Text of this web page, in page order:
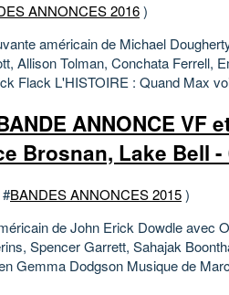
ANNONCES 2016)
américain de Michael
Allison Tolman, Conchata Ferrell,
Flack L'HISTOIRE : Quand Max
ANNONCE VF
Brosnan, Lake Bell -
BANDES ANNONCES 2015)
de John Erick Dowdle avec
Spencer Garrett, Sahajak
Gemma Dodgson Musique de